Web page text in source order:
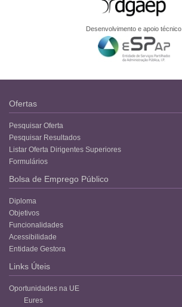
Desenvolvimento e apoio técnico
Ofertas
Pesquisar Oferta
Pesquisar Resultados
Listar Oferta Dirigentes Superiores
Formulários
Bolsa de Emprego Público
Diploma
Objetivos
Funcionalidades
Acessibilidade
Entidade Gestora
Links Úteis
Oportunidades na UE
Eures